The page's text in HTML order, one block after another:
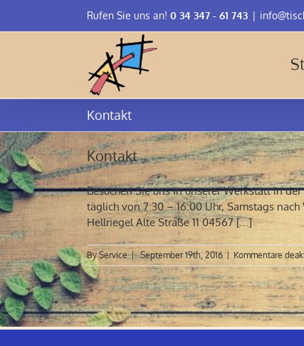
Rufen Sie uns an! 0 34 347 - 61 743 |
Kontakt
Kontakt
Besuchen Sie uns in unserer Werkstatt in
täglich von 7:30 – 16:00 Uhr, Samstags
Hellriegel Alte Straße 11 04567 [...]
ByService | September 19th, 2016 | Kommentare